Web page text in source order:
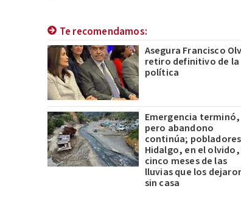
Te recomendamos:
Asegura Francisco
retiro definitivo de la
política
Emergencia terminó,
pero abandono
continúa;
Hidalgo, en el olvido,
cinco meses de las
lluvias que los
sin casa